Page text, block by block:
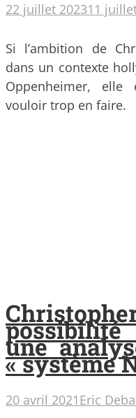
22 juillet 202311
Si l’ambition de
dans un contexte
Oppenheimer,
vouloir trop en faire.
une
« système
20 avril 2021 Eric